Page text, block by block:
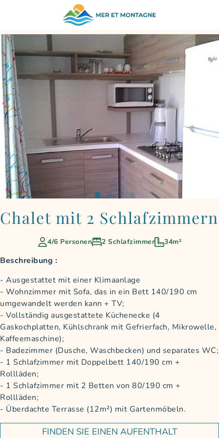
ZURÜCK ZU DEN UNTERKÜNFTEN
Chalet mit 2 Schlafzimmern
4/6 Personen 2 Schlafzimmer 34m²
Beschreibung :
Ausgestattet mit einer Klimaanlage
Wohnzimmer mit Sofa, das in ein Bett 140/190 cm
umgewandelt werden kann + TV;
Vollständig ausgestattete Küchenecke (4
Gaskochplatten, Kühlschrank mit Gefrierfach, Mikrowelle,
Kaffeemaschine);
Badezimmer (Dusche, Waschbecken) und separates WC;
1 Schlafzimmer mit Doppelbett 140/190 cm +
Rollläden;
1 Schlafzimmer mit 2 Betten von 80/190 cm +
Rollläden;
Überdachte Terrasse (12m²) mit Gartenmöbeln.
FINDEN SIE EINEN AUFENTHALT